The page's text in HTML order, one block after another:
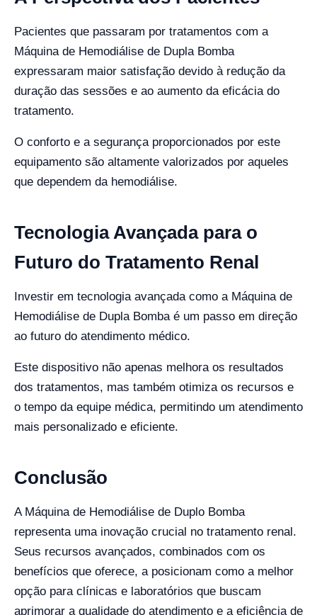
Pacientes que passaram por tratamentos com a
Máquina de Hemodiálise de Dupla Bomba
expressaram maior satisfação devido à redução da
duração das sessões e ao aumento da eficácia do
tratamento.
O conforto e a segurança proporcionados por este
equipamento são altamente valorizados por aqueles
que dependem da hemodiálise.
Tecnologia Avançada para o
Futuro do Tratamento Renal
Investir em tecnologia avançada como a Máquina de
Hemodiálise de Dupla Bomba é um passo em direção
ao futuro do atendimento médico.
Este dispositivo não apenas melhora os resultados
dos tratamentos, mas também otimiza os recursos e
o tempo da equipe médica, permitindo um atendimento
mais personalizado e eficiente.
Conclusão
A Máquina de Hemodiálise de Duplo Bomba
representa uma inovação crucial no tratamento renal.
Seus recursos avançados, combinados com os
benefícios que oferece, a posicionam como a melhor
opção para clínicas e laboratórios que buscam
aprimorar a qualidade do atendimento e a eficiência de